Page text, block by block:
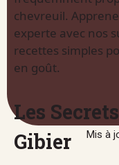
Mis à
chevreuil.
experte avec nos
recettes simples
en goût.
Les
Gibier